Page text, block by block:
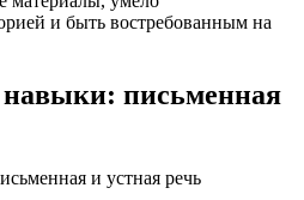
и быть востребованным на
письменная
и устная речь